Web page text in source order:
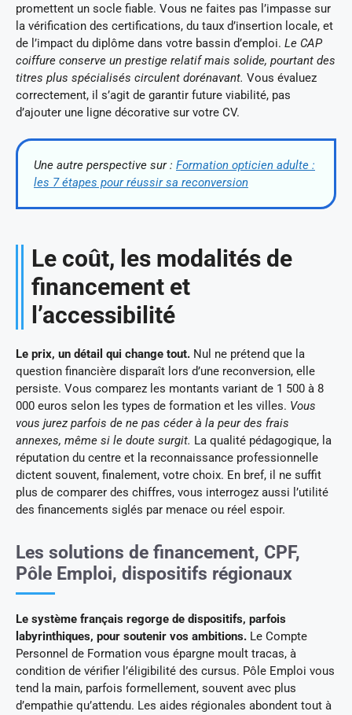
promettent un socle fiable. Vous ne faites pas l’impasse sur
la vérification des certifications, du taux d’insertion locale, et
de l’impact du diplôme dans votre bassin d’emploi. Le CAP
coiffure conserve un prestige relatif mais solide, pourtant des
titres plus spécialisés circulent dorénavant. Vous évaluez
correctement, il s’agit de garantir future viabilité, pas
d’ajouter une ligne décorative sur votre CV.
Une autre perspective sur : Formation opticien adulte :
les 7 étapes pour réussir sa reconversion
Le coût, les modalités de
financement et
l’accessibilité
Le prix, un détail qui change tout. Nul ne prétend que la
question financière disparaît lors d’une reconversion, elle
persiste. Vous comparez les montants variant de 1 500 à 8
000 euros selon les types de formation et les villes. Vous
vous jurez parfois de ne pas céder à la peur des frais
annexes, même si le doute surgit. La qualité pédagogique, la
réputation du centre et la reconnaissance professionnelle
dictent souvent, finalement, votre choix. En bref, il ne suffit
plus de comparer des chiffres, vous interrogez aussi l’utilité
des financements siglés par menace ou réel espoir.
Les solutions de financement, CPF,
Pôle Emploi, dispositifs régionaux
Le système français regorge de dispositifs, parfois
labyrinthiques, pour soutenir vos ambitions. Le Compte
Personnel de Formation vous épargne moult tracas, à
condition de vérifier l’éligibilité des cursus. Pôle Emploi vous
tend la main, parfois formellement, souvent avec plus
d’empathie qu’attendu. Les aides régionales abondent tout à